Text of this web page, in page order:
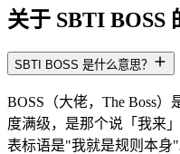
关于 SBTI BOSS
SBTI BOSS 是什么意思？
BOSS（大佬，The Boss
度满级，是那个说「我来
表标语是"我就是规则本身"